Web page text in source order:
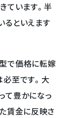
ています。半
るといえます
で価格に転嫁
必至です。大
て豊かになっ
賃金に反映さ